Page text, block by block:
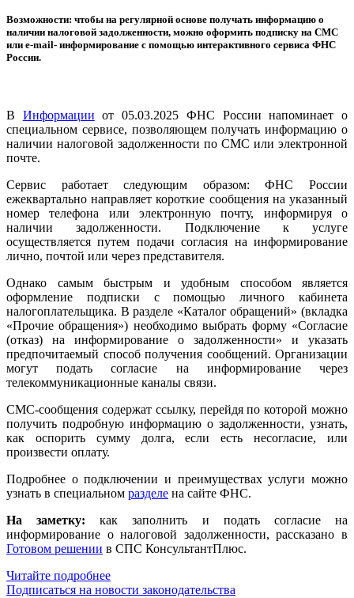
Возможности: чтобы на регулярной основе получать информацию о
наличии налоговой задолженности, можно оформить подписку на СМС
или е-mail- информирование с помощью интерактивного сервиса ФНС
России.
В Информации от 05.03.2025 ФНС России напоминает о
специальном сервисе, позволяющем получать информацию о
наличии налоговой задолженности по СМС или электронной
почте.
Сервис работает следующим образом: ФНС России
ежеквартально направляет короткие сообщения на указанный
номер телефона или электронную почту, информируя о
наличии задолженности. Подключение к услуге
осуществляется путем подачи согласия на информирование
лично, почтой или через представителя.
Однако самым быстрым и удобным способом является
оформление подписки с помощью личного кабинета
налогоплательщика. В разделе «Каталог обращений» (вкладка
«Прочие обращения») необходимо выбрать форму «Согласие
(отказ) на информирование о задолженности» и указать
предпочитаемый способ получения сообщений. Организации
могут подать согласие на информирование через
телекоммуникационные каналы связи.
СМС-сообщения содержат ссылку, перейдя по которой можно
получить подробную информацию о задолженности, узнать,
как оспорить сумму долга, если есть несогласие, или
произвести оплату.
Подробнее о подключении и преимуществах услуги можно
узнать в специальном разделе на сайте ФНС.
На заметку: как заполнить и подать согласие на
информирование о налоговой задолженности, рассказано в
Готовом решении в СПС КонсультантПлюс.
Читайте подробнее
Подписаться на новости законодательства